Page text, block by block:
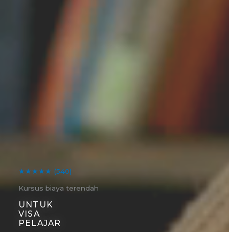
★★★★★ (540)
Kursus biaya terendah
UNTUK
VISA
PELAJAR